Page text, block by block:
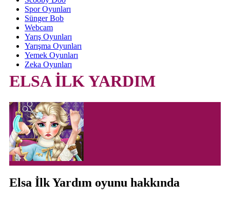
Spor Oyunları
Sünger Bob
Webcam
Yarış Oyunları
Yarışma Oyunları
Yemek Oyunları
Zeka Oyunları
ELSA İLK YARDIM
Elsa İlk Yardım oyunu hakkında